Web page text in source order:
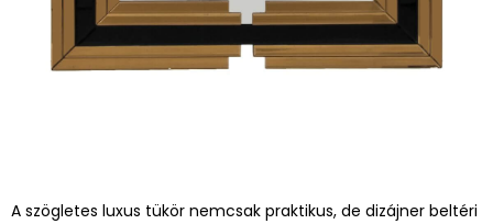
A szögletes luxus tükör nemcsak praktikus, de dizájner beltéri